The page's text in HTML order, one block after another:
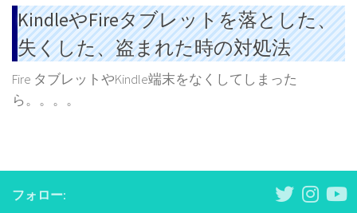
KindleやFireタブレットを落とした、
失くした、盗まれた時の対処法
Fire タブレットやKindle端末をなくしてしまった
ら。。。。
フォロー: